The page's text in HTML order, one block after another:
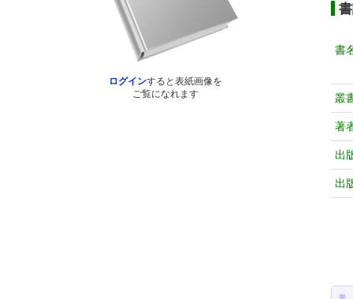
ログインすると表紙画像を
ご覧になれます
書
叢
著
出
出